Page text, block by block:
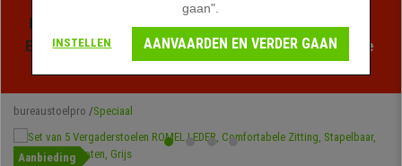
Profiteer van de Zomeruitverkoop bij bureaustoelpro!
Exclusieve kortingen voor een beperkte tijd - Bekijk de
bureaustoelpro Speciaal
Aanbieding
gaan".
INSTELLEN AANVAARDEN EN VERDER GAAN